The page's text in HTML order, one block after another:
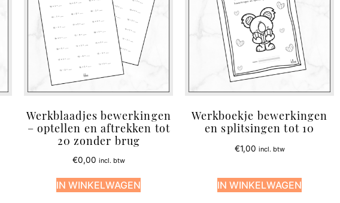
Werkblaadjes bewerkingen
– optellen en aftrekken tot
20 zonder brug
€0,00 incl. btw
IN WINKELWAGEN
Werkboekje bewerkingen
en splitsingen tot 10
€1,00 incl. btw
IN WINKELWAGEN